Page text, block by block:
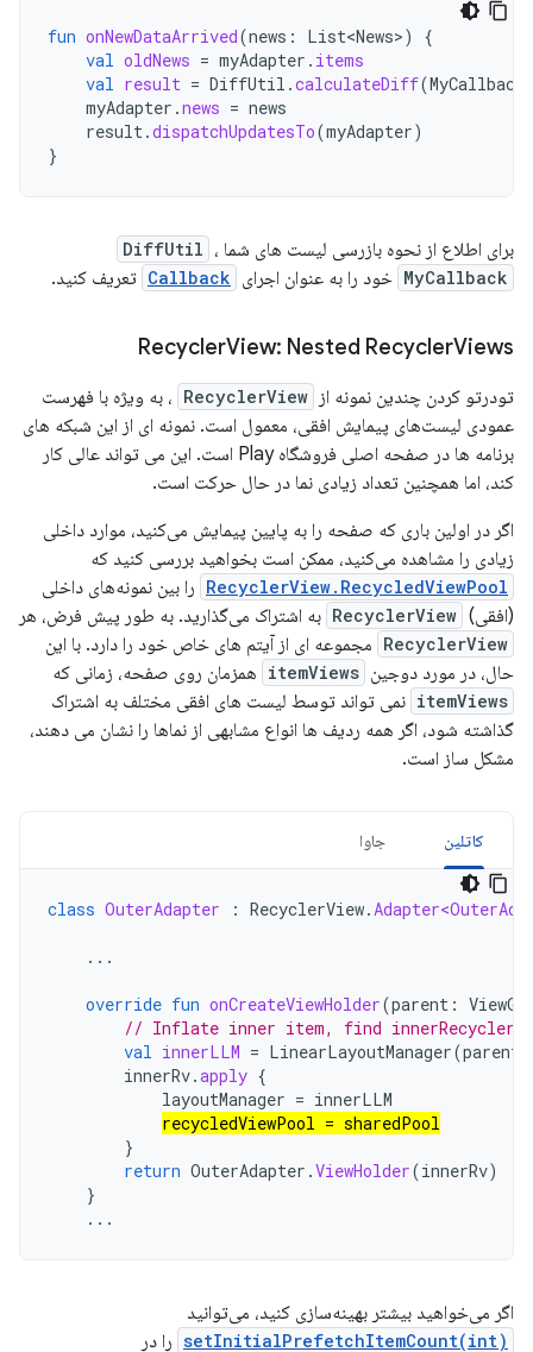
fun onNewDataArrived(news : List<News>)
{
val oldNews = myAdapter . items
val result = DiffUtil .calculateDiff(MyCallback
myAdapter .news = news
result .dispatchUpdatesTo(myAdapter)
}
برای اطلاع از نحوه بازرسی لیست های شما DiffUtil ،
MyCallback خود را به عنوان اجرای Callback تعریف کنید.
RecyclerView: Nested RecyclerViews
تودرتو کردن چندین نمونه از RecyclerView ، به ویژه با فهرست
عمودی لیست‌های پیمایش افقی، معمول است. نمونه ای از این شبکه های
برنامه ها در صفحه اصلی فروشگاه Play است. این می تواند عالی کار
کند، اما همچنین تعداد زیادی نما در حال حرکت است.
اگر در اولین باری که صفحه را به پایین پیمایش می‌کنید، موارد داخلی
زیادی را مشاهده می‌کنید، ممکن است بخواهید بررسی کنید که
RecyclerView.RecycledViewPool را بین نمونه‌های داخلی
(افقی) RecyclerView به اشتراک می‌گذارید. به طور پیش فرض، هر
RecyclerView مجموعه ای از آیتم های خاص خود را دارد. با این
حال، در مورد دوجین itemViews همزمان روی صفحه، زمانی که
itemViews نمی تواند توسط لیست های افقی مختلف به اشتراک
گذاشته شود، اگر همه ردیف ها انواع مشابهی از نماها را نشان می دهند،
مشکل ساز است.
کاتلین جاوا
class OuterAdapter : RecyclerView.
...
override fun onCreateViewHolder(parent :
// Inflate inner item, find
val innerLLM = LinearLayoutManager(parent
innerRv.apply {
layoutManager = innerLLM
recycledViewPool = sharedPool
}
return OuterAdapter .ViewHolder(innerRv)
}
...
اگر می‌خواهید بیشتر بهینه‌سازی کنید، می‌توانید
setInitialPrefetchItemCount(int) را در